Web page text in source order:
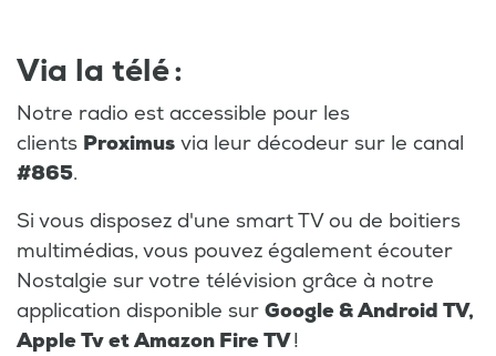
Via la télé :
Notre radio est accessible pour les
clients Proximus via leur décodeur sur le canal
#865.
Si vous disposez d'une smart TV ou de boitiers
multimédias, vous pouvez également écouter
Nostalgie sur votre télévision grâce à notre
application disponible sur Google & Android TV,
Apple Tv et Amazon Fire TV!